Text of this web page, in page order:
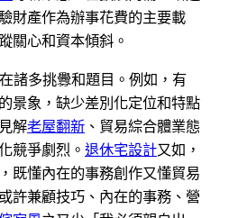
財產作為辦事花費的主要載
關心和資本傾斜。
諸多挑釁和題目。例如，有
景象，缺少差別化定位和特點
解老屋翻新 、貿易綜合體業態
競爭劇烈。 退休宅設計又如，
既懂內在的事務創作又懂貿易
許兼顧技巧、內在的事務、營